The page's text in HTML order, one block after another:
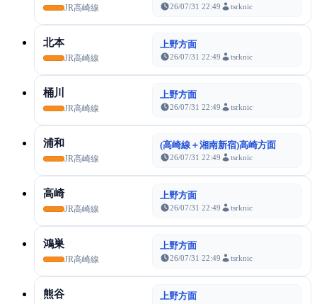
JR高崎線 26/07/31 22:49 tsrknic
北本
JR高崎線
上野方面
26/07/31 22:49 tsrknic
桶川
JR高崎線
上野方面
26/07/31 22:49 tsrknic
浦和
JR高崎線
(高崎線＋湘南新宿)高崎方面
26/07/31 22:49 tsrknic
高崎
JR高崎線
上野方面
26/07/31 22:49 tsrknic
鴻巣
JR高崎線
上野方面
26/07/31 22:49 tsrknic
熊谷 上野方面